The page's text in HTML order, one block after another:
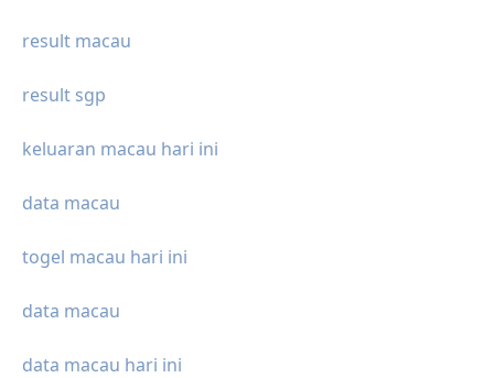
result macau
result sgp
keluaran macau hari ini
data macau
togel macau hari ini
data macau
data macau hari ini